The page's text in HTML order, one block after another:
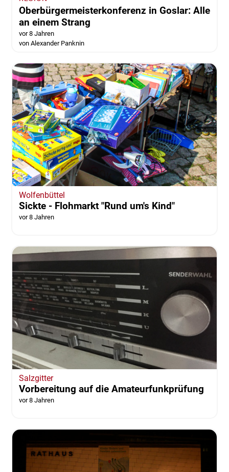
Oberbürgermeisterkonferenz in Goslar: Alle
an einem Strang
vor 8 Jahren
von Alexander Panknin
Wolfenbüttel
Sickte - Flohmarkt "Rund um's Kind"
vor 8 Jahren
Salzgitter
Vorbereitung auf die Amateurfunkprüfung
vor 8 Jahren